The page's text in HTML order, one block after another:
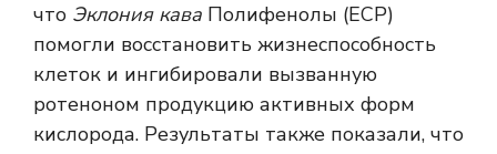
что Эклония кава Полифенолы (ECP)
помогли восстановить жизнеспособность
клеток и ингибировали вызванную
ротеноном продукцию активных форм
кислорода. Результаты также показали, что